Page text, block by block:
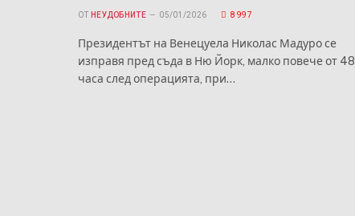
ОТ НЕУДОБНИТЕ 05/01/2026 8 997
Президентът на Венецуела Николас Мадуро се
изправя пред съда в Ню Йорк, малко повече от 48
часа след операцията, при…